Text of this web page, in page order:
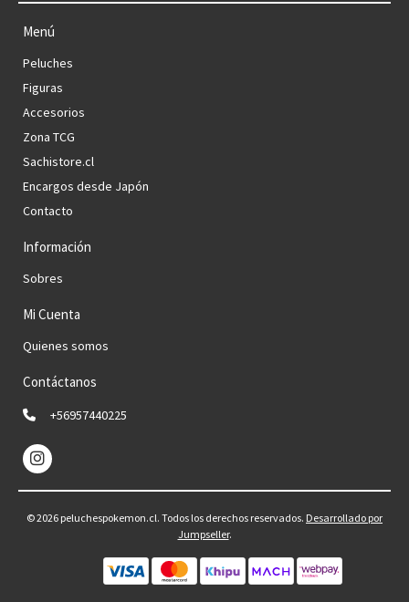
Menú
Peluches
Figuras
Accesorios
Zona TCG
Sachistore.cl
Encargos desde Japón
Contacto
Información
Sobres
Mi Cuenta
Quienes somos
Contáctanos
+56957440225
© 2026 peluchespokemon.cl. Todos los derechos reservados. Desarrollado por
Jumpseller.